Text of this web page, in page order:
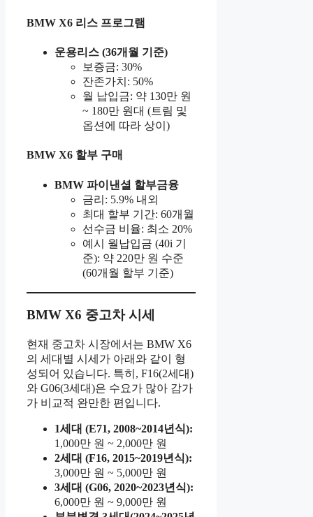
BMW X6 리스 프로그램
운용리스 (36개월 기준)
보증금: 30%
잔존가치: 50%
월 납입금: 약 130만 원
~ 180만 원대 (트림 및
옵션에 따라 상이)
BMW X6 할부 구매
BMW 파이낸셜 할부금융
금리: 5.9% 내외
최대 할부 기간: 60개월
선수금 비율: 최소 20%
예시 월납입금 (40i 기
준): 약 220만 원 수준
(60개월 할부 기준)
BMW X6 중고차 시세
현재 중고차 시장에서는 BMW X6
의 세대별 시세가 아래와 같이 형
성되어 있습니다. 특히, F16(2세대)
와 G06(3세대)은 수요가 많아 감가
가 비교적 완만한 편입니다.
1세대 (E71, 2008~2014년식):
1,000만 원 ~ 2,000만 원
2세대 (F16, 2015~2019년식):
3,000만 원 ~ 5,000만 원
3세대 (G06, 2020~2023년식):
6,000만 원 ~ 9,000만 원